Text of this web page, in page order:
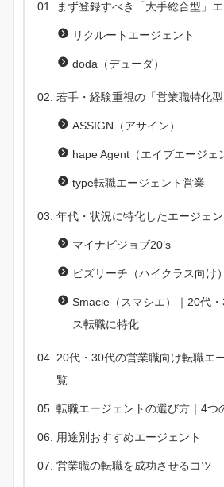
まず登録すべき「大手総合型」
リクルートエージェント
doda（デューダ）
若手・経験重視の「営業職特化
ASSIGN（アサイン）
hape Agent（エイプエージェ
type転職エージェント営業
年代・状況に特化したエージェン
マイナビジョブ20’s
ビズリーチ（ハイクラス向け）
Smacie（スマシエ）｜20代
ス転職に特化
20代・30代の営業職向け転職エ
覧
転職エージェントの選び方｜4つ
用途別おすすめエージェント
営業職の転職を成功させるコツ